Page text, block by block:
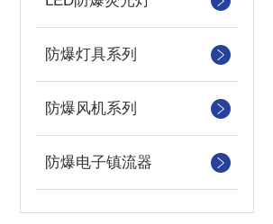
防爆灯具系列
防爆风机系列
防爆电子镇流器